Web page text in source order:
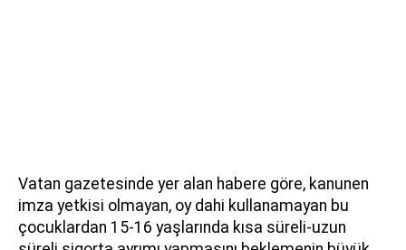
Vatan gazetesinde yer alan habere göre, kanunen
imza yetkisi olmayan, oy dahi kullanamayan bu
çocuklardan 15-16 yaşlarında kısa süreli-uzun